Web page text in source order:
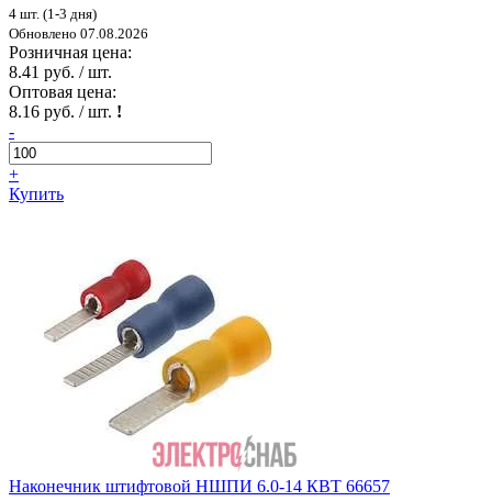
4 шт. (1-3 дня)
Обновлено 07.08.2026
Розничная цена:
8.41 руб. / шт.
Оптовая цена:
8.16 руб. / шт. !
-
+
Купить
Наконечник штифтовой НШПИ 6.0-14 КВТ 66657